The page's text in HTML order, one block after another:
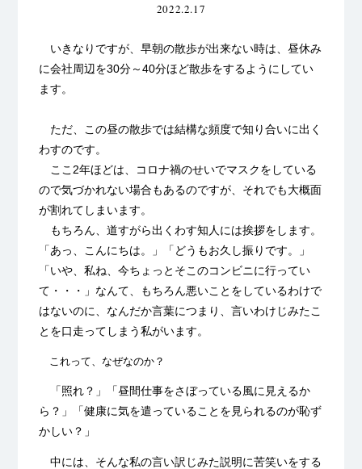
2022.2.17
いきなりですが、早朝の散歩が出来ない時は、昼休み
に会社周辺を30分～40分ほど散歩をするようにしてい
ます。
ただ、この昼の散歩では結構な頻度で知り合いに出く
わすのです。
ここ2年ほどは、コロナ禍のせいでマスクをしている
ので気づかれない場合もあるのですが、それでも大概面
が割れてしまいます。
もちろん、道すがら出くわす知人には挨拶をします。
「あっ、こんにちは。」「どうもお久し振りです。」
「いや、私ね、今ちょっとそこのコンビニに行ってい
て・・・」なんて、もちろん悪いことをしているわけで
はないのに、なんだか言葉につまり、言いわけじみたこ
とを口走ってしまう私がいます。
これって、なぜなのか？
「照れ？」「昼間仕事をさぼっている風に見えるか
ら？」「健康に気を遣っていることを見られるのが恥ず
かしい？」
中には、そんな私の言い訳じみた説明に苦笑いをする